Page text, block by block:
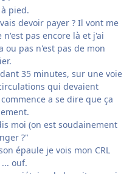
pied.
devoir payer ? Il vont me
pas encore là et j'ai
pas n'est pas de mon
35 minutes, sur une voie
qui devaient
a se dire que ça
moi (on est soudainement
?"
épaule je vois mon CRL
ouf.